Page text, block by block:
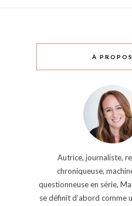
À PROPOS
Autrice, journaliste,
chroniqueuse,
questionneuse en série,
se définit d’abord comme